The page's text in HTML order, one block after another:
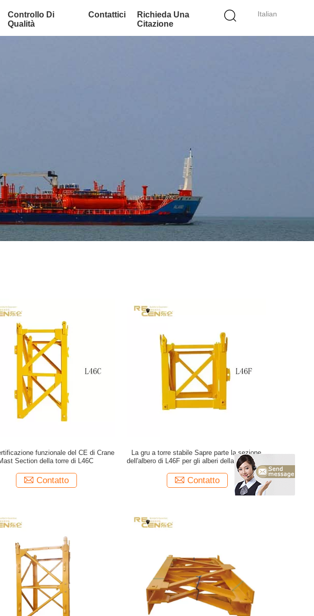
Italian
Controllo Di
Qualità
Contattici
Richieda Una
Citazione
funzionale del CE di Crane
Section della torre di L46C
Contatto
La gru a torre stabile Sapre parte la sezione
dell'albero di L46F per gli alberi della gru a torre
Contatto